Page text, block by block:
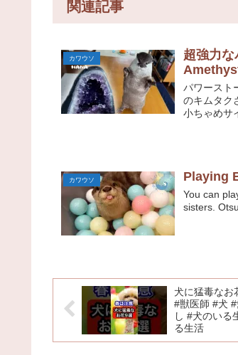
関連記事
カワウソ
超強力
パワースト
のキムタク
小ちゃめサ
カワウソ Playing
You can
sisters.
犬に猛毒なお
#獣医師 #犬
し #犬のいる
る生活